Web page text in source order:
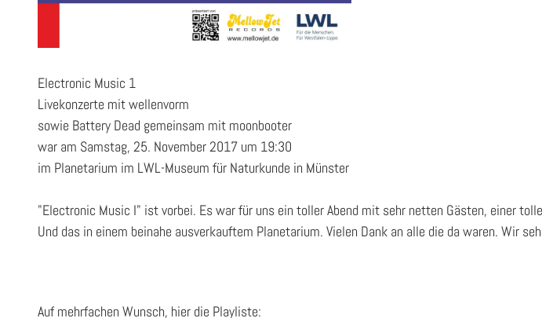
Electronic Music 1
Livekonzerte mit wellenvorm
sowie Battery Dead gemeinsam mit moonbooter
war am Samstag, 25. November 2017 um 19:30
im Planetarium im LWL-Museum für Naturkunde in Münster
"Electronic Music I" ist vorbei. Es war für uns ein toller Abend mit sehr netten Gästen, einer
Und das in einem beinahe ausverkauftem Planetarium. Vielen Dank an alle die da waren. Wir
Auf mehrfachen Wunsch, hier die Playliste: